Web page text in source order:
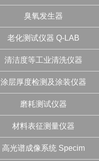
臭氧发生器
老化测试仪器 Q-LAB
清洁度等工业清洗仪器
涂层厚度检测及涂装仪器
磨耗测试仪器
材料表征测量仪器
高光谱成像系统 Specim